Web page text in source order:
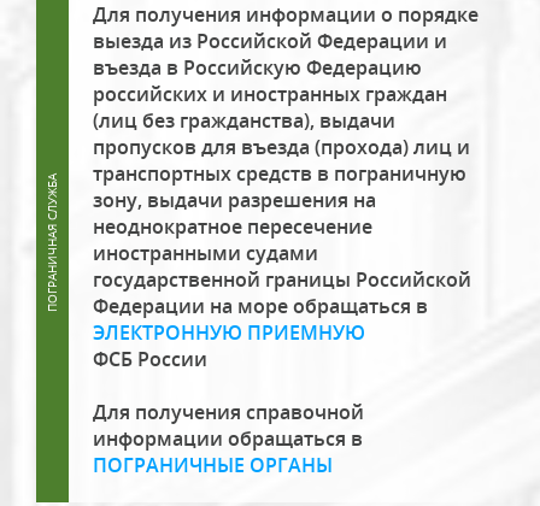
Для получения информации о порядке
выезда из Российской Федерации и
въезда в Российскую Федерацию
российских и иностранных граждан
(лиц без гражданства), выдачи
пропусков для въезда (прохода) лиц и
транспортных средств в пограничную
зону, выдачи разрешения на
неоднократное пересечение
иностранными судами
государственной границы Российской
Федерации на море обращаться в
ЭЛЕКТРОННУЮ ПРИЕМНУЮ
ФСБ России
Для получения справочной
информации обращаться в
ПОГРАНИЧНЫЕ ОРГАНЫ